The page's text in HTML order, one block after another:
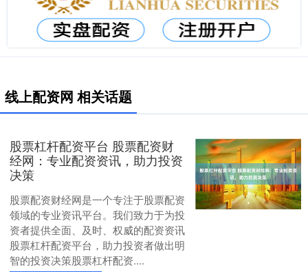
线上配资网 相关话题
股票杠杆配资平台 股票配资财
经网：专业配资资讯，助力投资
决策
股票配资财经网是一个专注于股票配资
领域的专业资讯平台。我们致力于为投
资者提供全面、及时、权威的配资资讯
股票杠杆配资平台，助力投资者做出明
智的投资决策股票杠杆配资....